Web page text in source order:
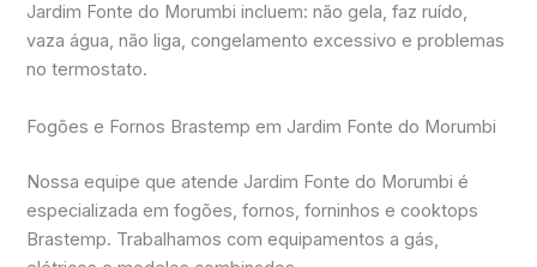
Jardim Fonte do Morumbi incluem: não gela, faz ruído,
vaza água, não liga, congelamento excessivo e problemas
no termostato.
Fogões e Fornos Brastemp em Jardim Fonte do Morumbi
Nossa equipe que atende Jardim Fonte do Morumbi é
especializada em fogões, fornos, forninhos e cooktops
Brastemp. Trabalhamos com equipamentos a gás,